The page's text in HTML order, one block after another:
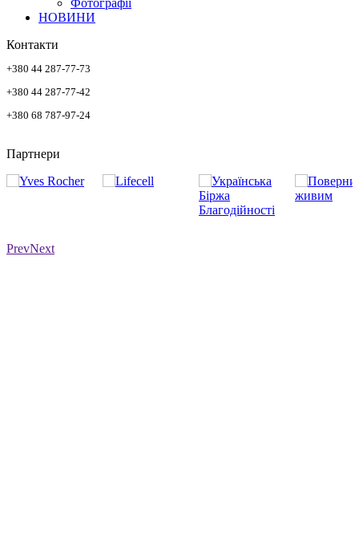
НОВИНИ
Контакти
+380 44 287-77-73
+380 44 287-77-42
+380 68 787-97-24
Партнери
PrevNext